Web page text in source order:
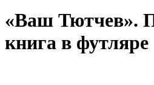
«Ваш Тютчев».
книга в футляре